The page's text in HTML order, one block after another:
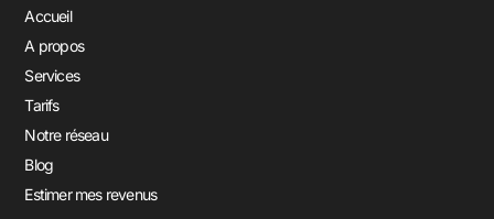
Accueil
A propos
Services
Tarifs
Notre réseau
Blog
Estimer mes revenus